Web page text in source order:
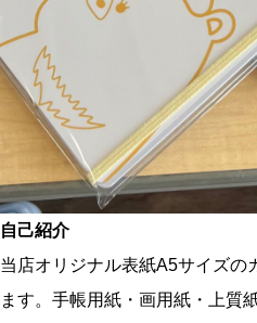
自己紹介
当店オリジナル表紙A5サイズの
ます。手帳用紙・画用紙・上質